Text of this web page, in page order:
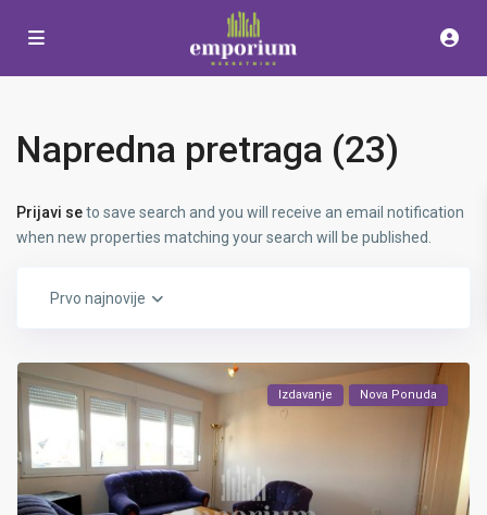
Napredna pretraga (23)
Prijavi seto save search and you will receive an email notification
when new properties matching your search will be published.
Prvo najnovije
Izdavanje Nova Ponuda